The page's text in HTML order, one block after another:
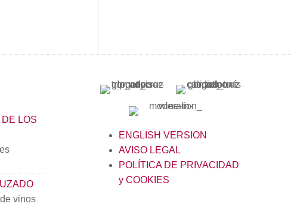
LOS
vinos
ENGLISH VERSION
AVISO LEGAL
POLÍTICA DE PRIVACIDAD
y COOKIES